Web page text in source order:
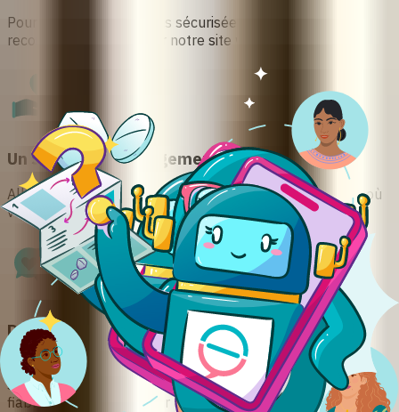
Pour une expérience plus sécurisée, nous te
recommandons d'utiliser notre site web
Un Soutien Sans Jugement
Ally vous offre un espace bienveillant et sans préjugés où
vous pouvez obtenir de l'aide sans pression ni parti pris.
Des Conseils Guidés par des Experts
Développé en collaboration avec des professionnelles de
santé renommées, notre chatbot offre des informations
fiables et actualisées sur l'avortement médicamenteux.